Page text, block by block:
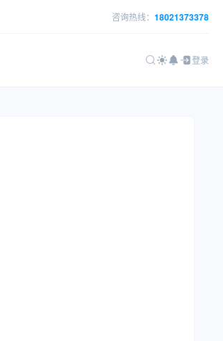
咨询热线： 18021373378
登录